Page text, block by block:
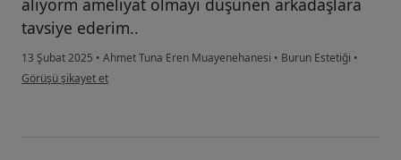
alıyorm ameliyat olmayı düşünen arkadaşlara
tavsiye ederim..
13 Şubat 2025 • Ahmet Tuna Eren Muayenehanesi • Burun Estetiği •
kullanıcının görüşüne göre r....a
Görüşü şikayet et